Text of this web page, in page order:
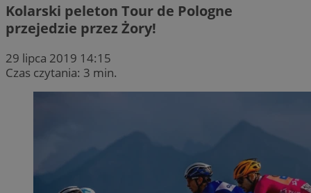
Kolarski peleton Tour de Pologne
przejedzie przez Żory!
29 lipca 2019 14:15
Czas czytania: 3 min.